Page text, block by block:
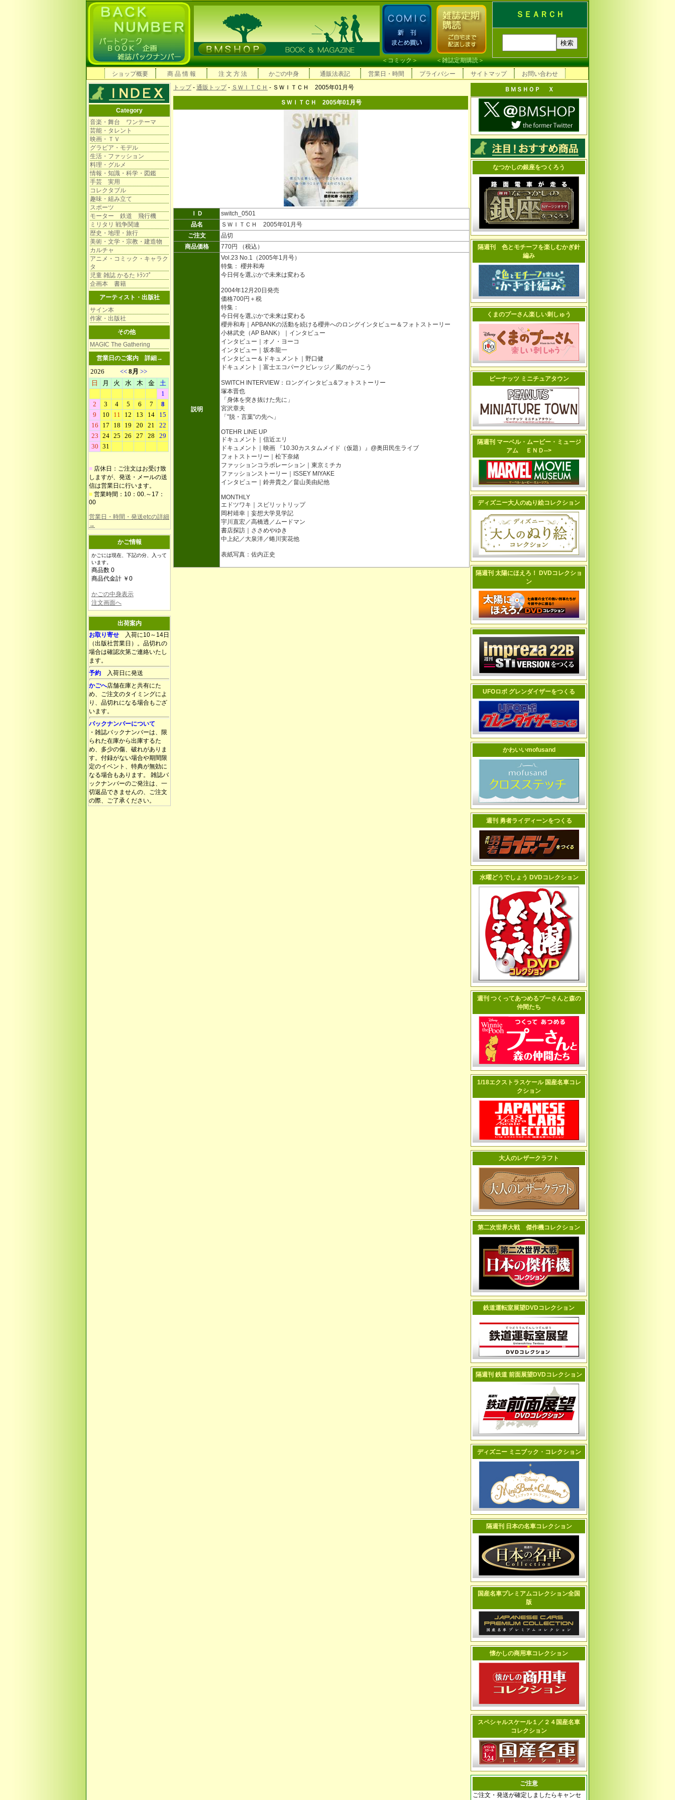
ＳＥＡＲＣＨ
＜コミック＞ ＜雑誌定期購読＞
ショップ概要
商 品 情 報 注 文 方 法 かごの中身 通販法表記 営業日・時間 プライバシー サイトマップ お問い合わせ
Category
音楽・舞台 ワンテーマ
芸能・タレント
映画・ＴＶ
グラビア・モデル
生活・ファッション
料理・グルメ
情報・知識・科学・図鑑
手芸 実用
コレクタブル
趣味・組み立て
スポーツ
モーター 鉄道 飛行機
ミリタリ 戦争関連
歴史・地理・旅行
美術・文学・宗教・建造物
カルチャ
アニメ・コミック・キャラク
タ
児童 雑誌 かるた ﾄﾗﾝﾌﾟ
企画本 書籍
アーティスト・出版社
サイン本
作家・出版社
その他
MAGIC The Gathering
営業日のご案内 詳細→
■ 店休日：ご注文はお受け致
しますが、発送・メールの送
信は営業日に行います。
■ 営業時間：10：00.～17：
00
営業日・時間・発送etcの詳細
→
かご情報
かごには現在、下記の分、入って
います。
商品数 0
商品代金計 ￥0
かごの中身表示
注文画面へ
出荷案内
お取り寄せ 入荷に10～14日
（出版社営業日）。品切れの
場合は確認次第ご連絡いたし
ます。
予約 入荷日に発送
かごへ店舗在庫と共有にた
め、ご注文のタイミングによ
り、品切れになる場合もござ
います。
バックナンバーについて
・雑誌バックナンバーは、限
られた在庫から出庫するた
め、多少の傷、破れがありま
す。付録がない場合や期間限
定のイベント、特典が無効に
なる場合もあります。 雑誌バ
ックナンバーのご発注は、一
切返品できませんの、ご注文
の際、ご了承ください。
トップ- 通販トップ- ＳＷＩＴＣＨ - ＳＷＩＴＣＨ 2005年01月号
ＳＷＩＴＣＨ 2005年01月号
ＩＤ
switch_0501
品名
ＳＷＩＴＣＨ 2005年01月号
ご注文
品切
商品価格
770円 （税込）
説明
Vol.23 No.1（2005年1月号）
特集： 櫻井和寿
今日何を選ぶかで未来は変わる
2004年12月20日発売
価格700円＋税
特集：
今日何を選ぶかで未来は変わる
櫻井和寿｜APBANKの活動を続ける櫻井へのロングインタビュー＆フォトストーリー
小林武史（AP BANK）｜インタビュー
インタビュー｜オノ・ヨーコ
インタビュー｜坂本龍一
インタビュー＆ドキュメント｜野口健
ドキュメント｜富士エコパークビレッジ／風のがっこう
SWITCH INTERVIEW：ロングインタビュ&フォトストーリー
塚本晋也
「身体を突き抜けた先に」
宮沢章夫
「"脱・言葉"の先へ」
OTEHR LINE UP
ドキュメント｜信近エリ
ドキュメント｜映画 『10.30カスタムメイド（仮題）』@奥田民生ライブ
フォトストーリー｜松下奈緒
ファッションコラボレーション｜東京ミチカ
ファッションストーリー｜ISSEY MIYAKE
インタビュー｜鈴井貴之／畠山美由紀他
MONTHLY
エドツワキ｜スピリットリップ
岡村靖幸｜妄想大学見学記
宇川直宏／高橋透／ムードマン
書店探訪｜ささめやゆき
中上紀／大泉洋／蜷川実花他
表紙写真：佐内正史
ＢＭＳＨＯＰ Ｘ
なつかしの銀座をつくろう
隔週刊 色とモチーフを楽しむかぎ針
編み
くまのプーさん楽しい刺しゅう
ピーナッツ ミニチュアタウン
隔週刊 マーベル・ムービー・ミュージ
アム ＥＮＤ-->
ディズニー大人のぬり絵コレクション
隔週刊 太陽にほえろ！ DVDコレクショ
ン
UFOロボ グレンダイザーをつくる
かわいいmofusand
週刊 勇者ライディーンをつくる
水曜どうでしょう DVDコレクション
週刊 つくってあつめるプーさんと森の
仲間たち
1/18エクストラスケール 国産名車コレ
クション
大人のレザークラフト
第二次世界大戦 傑作機コレクション
鉄道運転室展望DVDコレクション
隔週刊 鉄道 前面展望DVDコレクション
ディズニー ミニブック・コレクション
隔週刊 日本の名車コレクション
国産名車プレミアムコレクション全国
版
懐かしの商用車コレクション
スペシャルスケール１／２４国産名車
コレクション
ご注意
ご注文・発送が確定しましたらキャンセ